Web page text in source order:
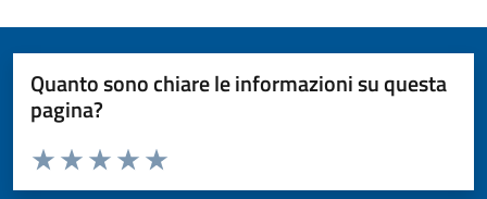
Quanto sono chiare le informazioni su questa
pagina?
Valuta da 1 a 5 stelle la pagina
Valuta 5 stelle su 5
Valuta 4 stelle su 5
Valuta 3 stelle su 5
Valuta 2 stelle su 5
Valuta 1 stelle su 5